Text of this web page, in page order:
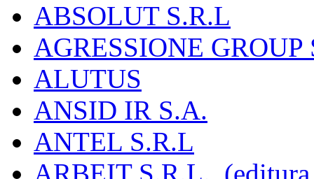
ABSOLUT S.R.L
AGRESSIONE GROUP
ALUTUS
ANSID IR S.A.
ANTEL S.R.L